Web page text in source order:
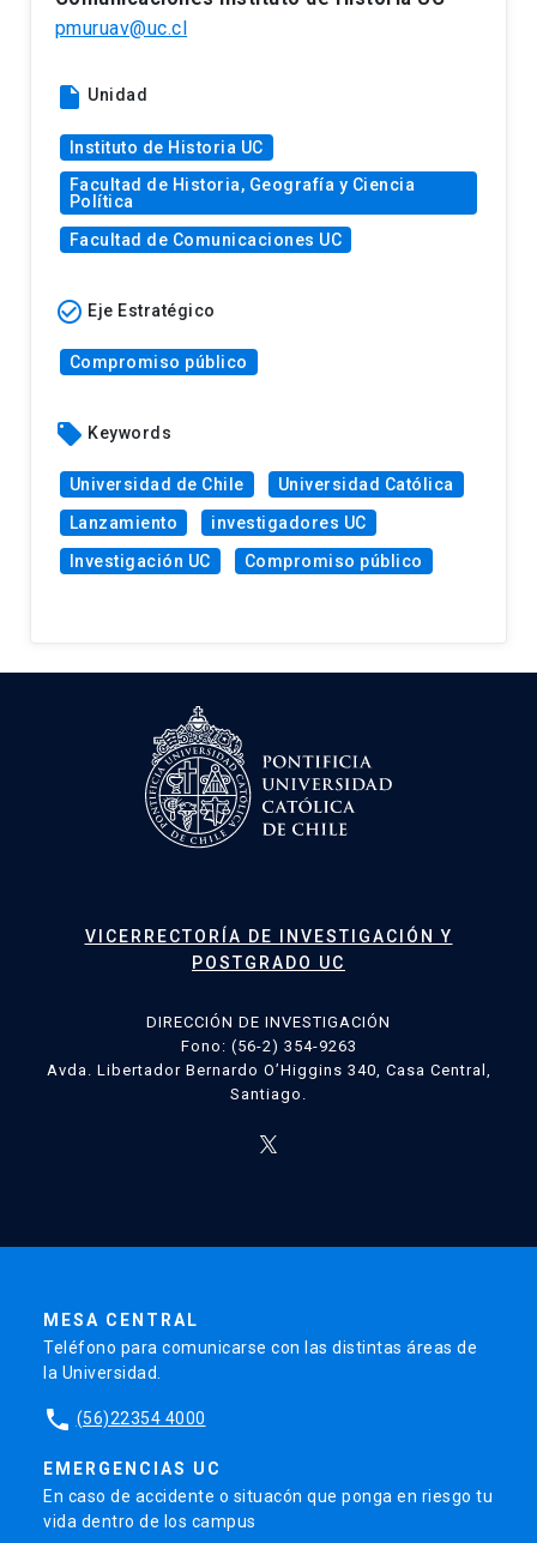
pmuruav@uc.cl
insert_drive_file Unidad
Instituto de Historia UC
Facultad de Historia, Geografía y Ciencia
Política
Facultad de Comunicaciones UC
check_circle_outline Eje Estratégico
Compromiso público
local_offer Keywords
Universidad de Chile
Universidad Católica
Lanzamiento
investigadores UC
Investigación UC
Compromiso público
VICERRECTORÍA DE INVESTIGACIÓN Y
POSTGRADO UC
DIRECCIÓN DE INVESTIGACIÓN
Fono: (56-2) 354-9263
Avda. Libertador Bernardo O’Higgins 340, Casa Central,
Santiago.
MESA CENTRAL
Teléfono para comunicarse con las distintas áreas de
la Universidad.
phone (56)22354 4000
EMERGENCIAS UC
En caso de accidente o situacón que ponga en riesgo tu
vida dentro de los campus